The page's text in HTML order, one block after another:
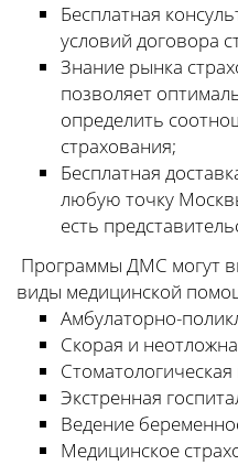
Бесплатная
условий договора
Знание рынка
позволяет
определить
страхования;
Бесплатная
любую точку
есть
Программы ДМС могут
виды медицинской
Амбулаторно-
Скорая и
Экстренная
Ведение
Медицинское